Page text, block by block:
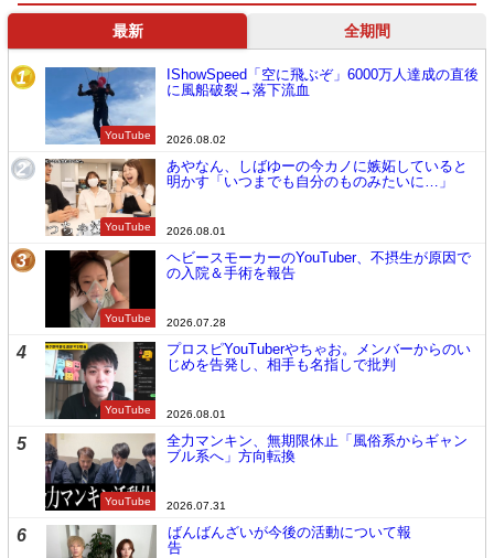
最新 全期間
1
YouTube
IShowSpeed「空に飛ぶぞ」6000万人達成の直後
に風船破裂→落下流血
2026.08.02
2
YouTube
あやなん、しばゆーの今カノに嫉妬していると
明かす「いつまでも自分のものみたいに…」
2026.08.01
3
YouTube
ヘビースモーカーのYouTuber、不摂生が原因で
の入院＆手術を報告
2026.07.28
4
YouTube
プロスピYouTuberやちゃお。メンバーからのい
じめを告発し、相手も名指しで批判
2026.08.01
5
YouTube
全力マンキン、無期限休止「風俗系からギャン
ブル系へ」方向転換
2026.07.31
6
ばんばんざいが今後の活動について報
告